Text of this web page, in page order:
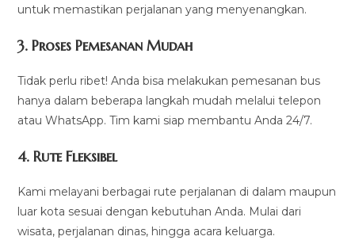
untuk memastikan perjalanan yang menyenangkan.
3.Proses Pemesanan Mudah
Tidak perlu ribet! Anda bisa melakukan pemesanan bus
hanya dalam beberapa langkah mudah melalui telepon
atau WhatsApp. Tim kami siap membantu Anda 24/7.
4.Rute Fleksibel
Kami melayani berbagai rute perjalanan di dalam maupun
luar kota sesuai dengan kebutuhan Anda. Mulai dari
wisata, perjalanan dinas, hingga acara keluarga.